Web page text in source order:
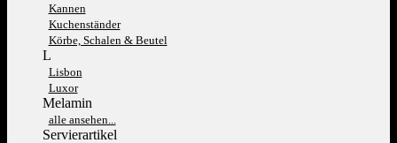
Kannen
Kuchenständer
Körbe, Schalen & Beutel
L
Lisbon
Luxor
Melamin
alle ansehen...
Servierartikel